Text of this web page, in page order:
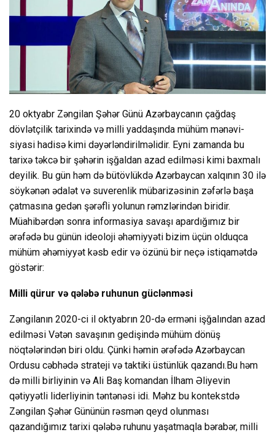
20 oktyabr Zəngilan Şəhər Günü Azərbaycanın çağdaş
dövlətçilik tarixində və milli yaddaşında mühüm mənəvi-
siyasi hadisə kimi dəyərləndirilməlidir. Eyni zamanda bu
tarixə təkcə bir şəhərin işğaldan azad edilməsi kimi baxmalı
deyilik. Bu gün həm də bütövlükdə Azərbaycan xalqının 30 ilə
söykənən ədalət və suverenlik mübarizəsinin zəfərlə başa
çatmasına gedən şərəfli yolunun rəmzlərindən biridir.
Müahibərdən sonra informasiya savaşı apardığımız bir
ərəfədə bu günün ideoloji əhəmiyyəti bizim üçün olduqca
mühüm əhəmiyyət kəsb edir və özünü bir neçə istiqamətdə
göstərir:
Milli qürur və qələbə ruhunun güclənməsi
Zəngilanın 2020-ci il oktyabrın 20-də erməni işğalından azad
edilməsi Vətən savaşının gedişində mühüm dönüş
nöqtələrindən biri oldu. Çünki həmin ərəfədə Azərbaycan
Ordusu cəbhədə strateji və taktiki üstünlük qazandı.Bu həm
də milli birliyinin və Ali Baş komandan İlham Əliyevin
qətiyyətli liderliyinin təntənəsi idi. Məhz bu kontekstdə
Zəngilan Şəhər Gününün rəsmən qeyd olunması
qazandığımız tarixi qələbə ruhunu yaşatmaqla bərabər, milli